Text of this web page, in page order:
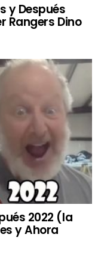
y Después
Rangers Dino
2022 (la
y Ahora